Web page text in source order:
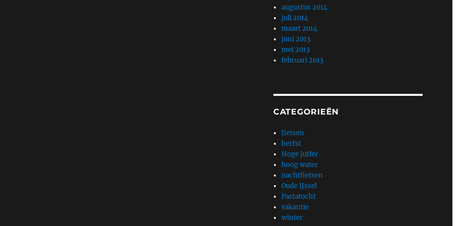
augustus 2014
juli 2014
maart 2014
juni 2013
mei 2013
februari 2013
CATEGORIEËN
fietsen
herfst
Hoge Juffer
hoog water
nachtfietsen
Oude IJssel
Pastatocht
vakantie
winter